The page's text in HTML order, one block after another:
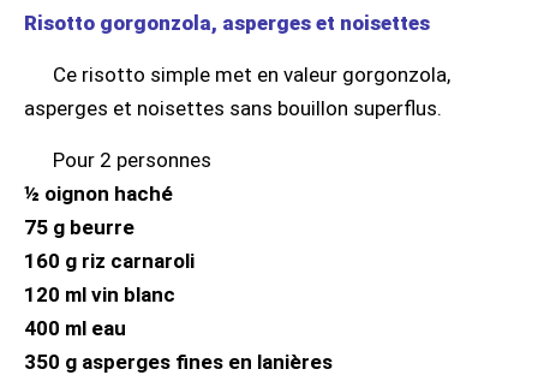
Risotto gorgonzola, asperges et noisettes
Ce risotto simple met en valeur gorgonzola,
asperges et noisettes sans bouillon superflus.
Pour 2 personnes
½ oignon haché
75 g beurre
160 g riz carnaroli
120 ml vin blanc
400 ml eau
350 g asperges fines en lanières